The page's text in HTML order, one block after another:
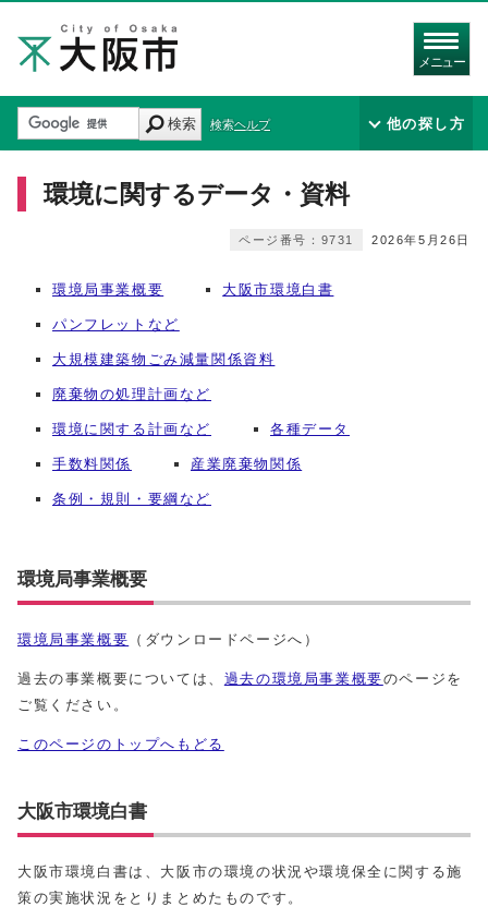
メニュー
検索 検索ヘルプ 他の探し方
環境に関するデータ・資料
2026年5月26日
ページ番号：9731
環境局事業概要 大阪市環境白書
パンフレットなど
大規模建築物ごみ減量関係資料
廃棄物の処理計画など
環境に関する計画など 各種データ
手数料関係 産業廃棄物関係
条例・規則・要綱など
環境局事業概要
環境局事業概要 （ダウンロードページへ）
過去の事業概要については、 過去の環境局事業概要のページを
ご覧ください。
このページのトップへもどる
大阪市環境白書
大阪市環境白書は、大阪市の環境の状況や環境保全に関する施
策の実施状況をとりまとめたものです。